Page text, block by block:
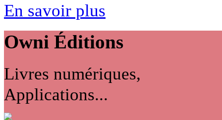
En savoir plus
Owni Éditions
Livres numériques,
Applications...